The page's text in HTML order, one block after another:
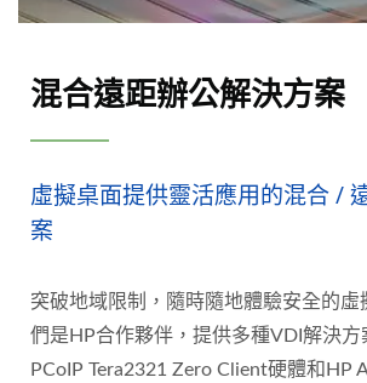
混合遠距辦公解決方案
虛擬桌面提供靈活應用的混合 /
案
突破地域限制，隨時隨地體驗安全的虛
們是HP合作夥伴，提供多種VDI解決方
PCoIP Tera2321 Zero Client硬體和HP